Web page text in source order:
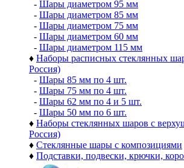
- Шары диаметром 95 мм
- Шары диаметром 85 мм
- Шары диаметром 75 мм
- Шары диаметром 60 мм
- Шары диаметром 115 мм
♦ Наборы расписных стеклянных
Россия)
- Шары 85 мм по 4 шт.
- Шары 75 мм по 4 шт.
- Шары 62 мм по 4 и 5 шт.
- Шары 50 мм по 6 шт.
♦ Наборы стеклянных шаров с
Россия)
♦ Стеклянные шары с композициями
♦ Подставки, подвески, крючки,